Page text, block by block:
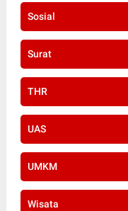
Sosial
Surat
THR
UAS
UMKM
Wisata